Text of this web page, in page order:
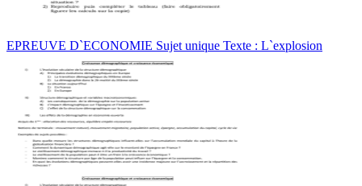
EPREUVE D`ECONOMIE Sujet unique Texte : L`explosion